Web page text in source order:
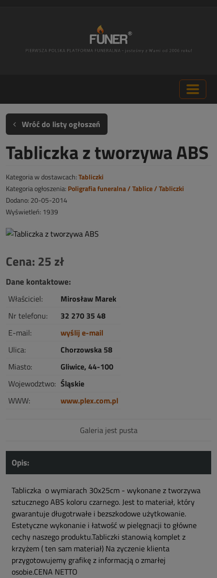
Wróć do listy ogłoszeń
Tabliczka z tworzywa ABS
Kategoria w dostawcach:Tabliczki
Kategoria ogłoszenia: Poligrafia funeralna / Tablice / Tabliczki
Dodano: 20-05-2014
Wyświetleń: 1939
Cena: 25 zł
Dane kontaktowe:
Właściciel:
Mirosław Marek
Nr telefonu:
32 270 35 48
E-mail:
wyślij e-mail
Ulica:
Chorzowska 58
Miasto:
Gliwice, 44-100
Wojewodztwo: Śląskie
WWW:
www.plex.com.pl
Galeria jest pusta
Opis:
Tabliczka o wymiarach 30x25cm - wykonane z tworzywa
sztucznego ABS koloru czarnego. Jest to materiał, który
gwarantuje długotrwałe i bezszkodowe użytkowanie.
Estetyczne wykonanie i łatwość w pielęgnacji to główne
cechy naszego produktu.Tabliczki stanowią komplet z
krzyżem ( ten sam materiał) Na zyczenie klienta
przygotowujemy grafikę z informacją o zmarłej
osobie.CENA NETTO